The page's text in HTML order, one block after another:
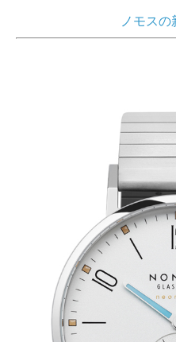
ノモス